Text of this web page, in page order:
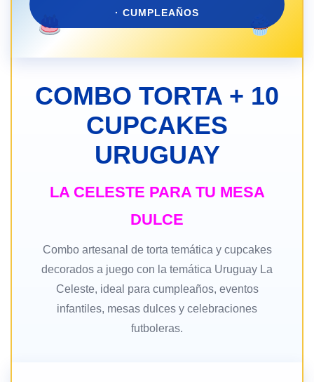
· CUMPLEAÑOS
COMBO TORTA + 10
CUPCAKES
URUGUAY
LA CELESTE PARA TU MESA
DULCE
Combo artesanal de torta temática y cupcakes
decorados a juego con la temática Uruguay La
Celeste, ideal para cumpleaños, eventos
infantiles, mesas dulces y celebraciones
futboleras.